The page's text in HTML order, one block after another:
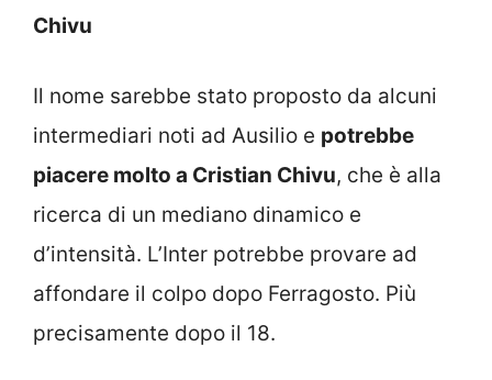
Chivu
Il nome sarebbe stato proposto da alcuni
intermediari noti ad Ausilio e potrebbe
piacere molto a Cristian Chivu, che è alla
ricerca di un mediano dinamico e
d’intensità. L’Inter potrebbe provare ad
affondare il colpo dopo Ferragosto. Più
precisamente dopo il 18.